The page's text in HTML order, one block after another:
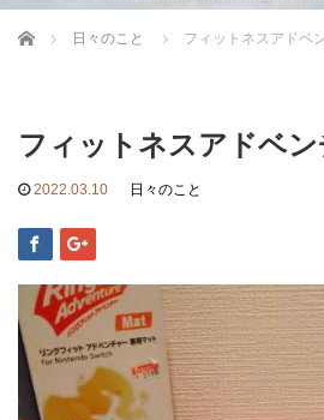
Home 日々のこと フィットネスアドベ
フィットネスアドベ
2022.03.10 日々のこと